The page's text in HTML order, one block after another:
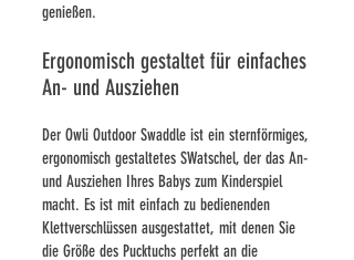
genießen.
Ergonomisch gestaltet für einfaches
An- und Ausziehen
Der Owli Outdoor Swaddle ist ein sternförmiges,
ergonomisch gestaltetes SWatschel, der das An-
und Ausziehen Ihres Babys zum Kinderspiel
macht. Es ist mit einfach zu bedienenden
Klettverschlüssen ausgestattet, mit denen Sie
die Größe des Pucktuchs perfekt an die